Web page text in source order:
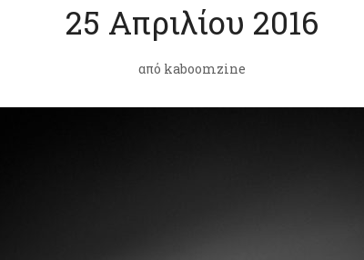
25 Απριλίου 2016
από kaboomzine